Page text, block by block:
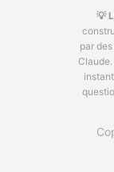
💡
par
Claude.